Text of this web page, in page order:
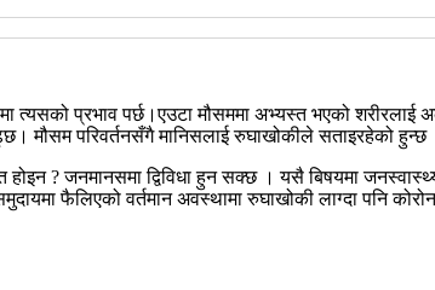
त्यसको प्रभाव पर्छ।एउटा मौसममा अभ्यस्त भएको
मौसम परिवर्तनसँगै मानिसलाई रुघाखोकीले सताइरहेको हुन्छ
? जनमानसमा द्विविधा हुन सक्छ । यसै बिषयमा
फैलिएको वर्तमान अवस्थामा रुघाखोकी लाग्दा पनि